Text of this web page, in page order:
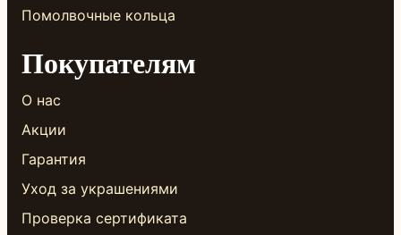
Помолвочные кольца
Покупателям
О нас
Акции
Гарантия
Уход за украшениями
Проверка сертификата